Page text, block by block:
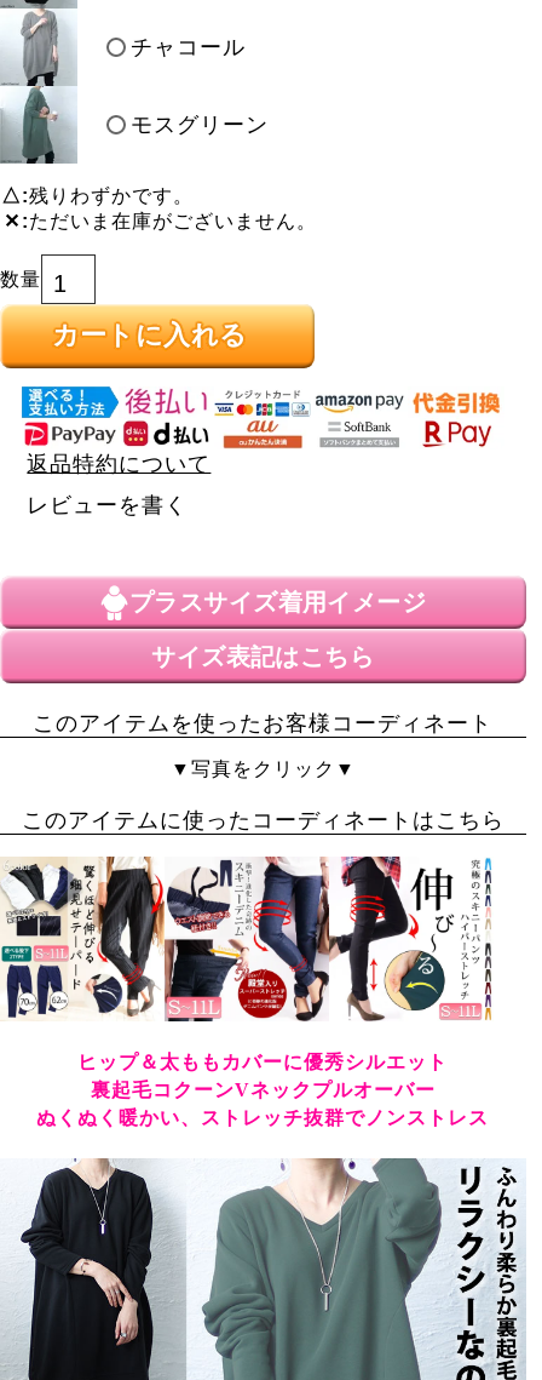
チャコール
モスグリーン
△ 残りわずかです。
✕ ただいま在庫がございません。
カートに入れる
返品特約について
レビューを書く
プラスサイズ着用イメージ
サイズ表記はこちら
このアイテムを使ったお客様コーディネート
▼写真をクリック▼
このアイテムに使ったコーディネートはこちら
ヒップ＆太ももカバーに優秀シルエット
裏起毛コクーンVネックプルオーバー
ぬくぬく暖かい、ストレッチ抜群でノンストレス